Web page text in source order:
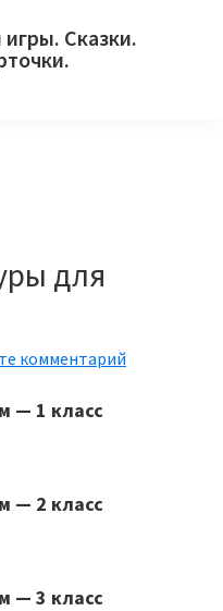
Сказки.
для
комментарий
— 1 класс
— 2 класс
— 3 класс